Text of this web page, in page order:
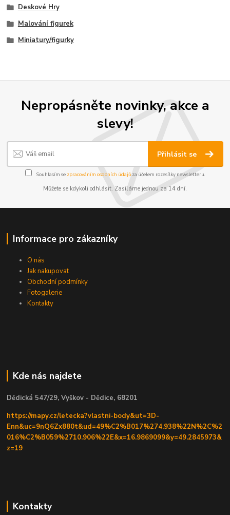
Deskové Hry
Malování figurek
Miniatury/figurky
Nepropásněte novinky, akce a
slevy!
Přihlásit se
Souhlasím se zpracováním osobních údajůza účelem rozesílky newsletteru.
Můžete se kdykoli odhlásit. Zasíláme jednou za 14 dní.
Informace pro zákazníky
O nás
Jak nakupovat
Obchodní podmínky
Fotogalerie
Kontakty
Kde nás najdete
Dědická 547/29, Vyškov - Dědice, 68201
https://mapy.cz/letecka?vlastni-body&ut=3D-
Enn&uc=9nQ6Zx880t&ud=49%C2%B017%274.938%22N%2C%2
016%C2%B059%2710.906%22E&x=16.9869099&y=49.2845973&
z=19
Kontakty